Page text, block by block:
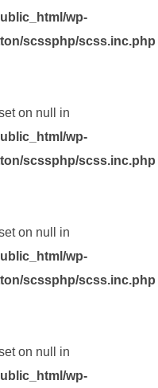
wp-
scssphp/scss.inc.php
on null in
wp-
scssphp/scss.inc.php
on null in
wp-
scssphp/scss.inc.php
on null in
wp-